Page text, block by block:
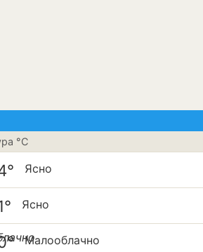
°C
Ясно
Ясно
Малооблачно